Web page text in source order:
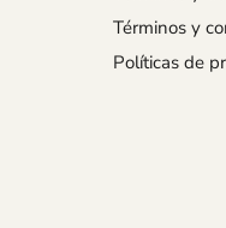
Términos y
Políticas de